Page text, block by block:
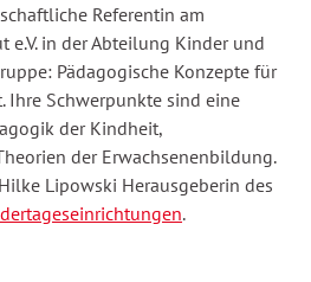
Referentin am
e.V. in der Abteilung Kinder und
Pädagogische Konzepte für
Ihre Schwerpunkte sind eine
der Kindheit,
der Erwachsenenbildung.
Lipowski Herausgeberin des
.